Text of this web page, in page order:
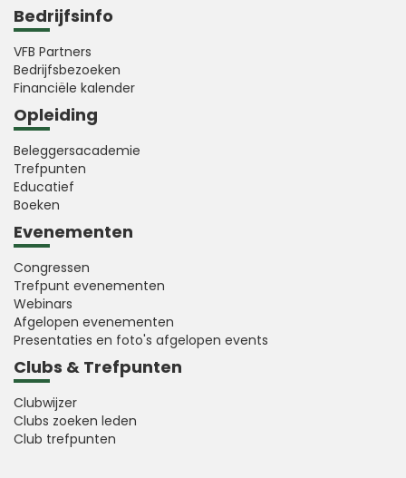
Bedrijfsinfo
VFB Partners
Bedrijfsbezoeken
Financiële kalender
Opleiding
Beleggersacademie
Trefpunten
Educatief
Boeken
Evenementen
Congressen
Trefpunt evenementen
Webinars
Afgelopen evenementen
Presentaties en foto's afgelopen events
Clubs & Trefpunten
Clubwijzer
Clubs zoeken leden
Club trefpunten